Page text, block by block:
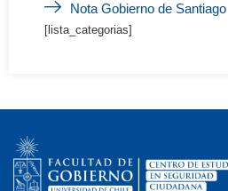
Nota Gobierno de Santiago
[lista_categorias]